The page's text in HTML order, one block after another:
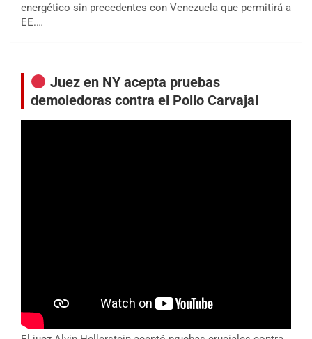
energético sin precedentes con Venezuela que permitirá a
EE.…
Juez en NY acepta pruebas
demoledoras contra el Pollo Carvajal